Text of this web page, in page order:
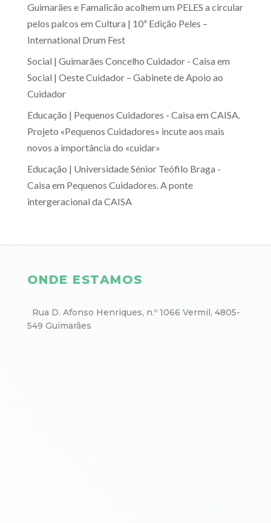
Guimarães e Famalicão acolhem um PELES a circular
pelos palcos em Cultura | 10ª Edição Peles –
International Drum Fest
Social | Guimarães Concelho Cuidador - Caisa em
Social | Oeste Cuidador – Gabinete de Apoio ao
Cuidador
Educação | Pequenos Cuidadores - Caisa em CAISA.
Projeto «Pequenos Cuidadores» incute aos mais
novos a importância do «cuidar»
Educação | Universidade Sénior Teófilo Braga -
Caisa em Pequenos Cuidadores. A ponte
intergeracional da CAISA
ONDE ESTAMOS
Rua D. Afonso Henriques, n.º 1066 Vermil, 4805-
549 Guimarães